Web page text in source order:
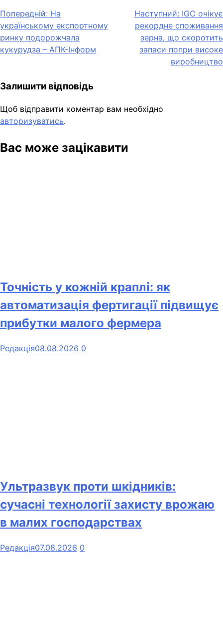
Навігація
записів
Попередній: На
українському експортному
ринку подорожчала
кукурудза – АПК-Інформ
Наступний: IGC очікує
рекордне споживання
зерна, що скоротить
запаси попри високе
виробництво
Залишити відповідь
Щоб відправити коментар вам необхідно
авторизуватись.
Вас може зацікавити
Точність у кожній краплі: як
автоматизація фертигації підвищує
прибутки малого фермера
Редакція08.08.2026 0
Ультразвук проти шкідників:
сучасні технології захисту врожаю
в малих господарствах
Редакція07.08.2026 0